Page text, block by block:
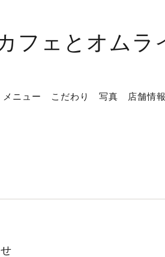
フェとオムラ
メニュー こだわり 写真 店舗情報